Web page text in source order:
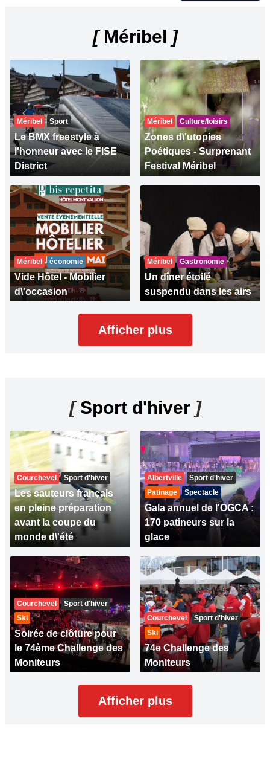
[Méribel ]
Méribel Sport
Le BMX freestyle à
l'honneur avec le FISE
District
Méribel Culture/loisirs
Zones d\'utopies
Poétiques - Surprenant
Festival Méribel
Méribel économie
Vide Hôtel - Mobilier
d\'occasion
Méribel Gastronomie
Un dîner étoilé
suspendu dans les airs
Afficher plus
[Sport d'hiver ]
Courchevel Sport d'hiver
Les sauteurs français
en pleine préparation
avant la coupe du
monde d\'été
Albertville
Sport d'hiver
Patinage
Spectacle
Gala annuel de l'OGCA :
170 patineurs sur la
glace
Courchevel
Sport d'hiver
Ski
Soirée de clôture pour
le 74ème Challenge des
Moniteurs
Courchevel
Sport d'hiver
Ski
74e Challenge des
Moniteurs
Afficher plus